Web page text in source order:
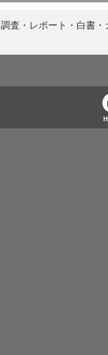
調査・レポート・白書・